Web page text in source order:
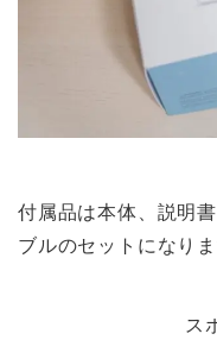
付属品は本体、説明
ブルのセットになり
ス